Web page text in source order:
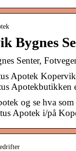
Bygnes
Senter,
Apotek
og se hva
Apotek i/på